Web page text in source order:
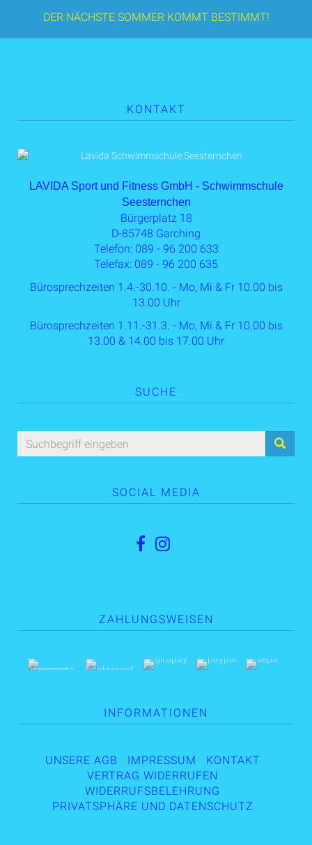
DER NÄCHSTE SOMMER KOMMT BESTIMMT!
KONTAKT
LAVIDA Sport und Fitness GmbH - Schwimmschule
Seesternchen
Bürgerplatz 18
D-85748 Garching
Telefon: 089 - 96 200 633
Telefax: 089 - 96 200 635
Bürosprechzeiten 1.4.-30.10. - Mo, Mi & Fr 10.00 bis
13.00 Uhr
Bürosprechzeiten 1.11.-31.3. - Mo, Mi & Fr 10.00 bis
13.00 & 14.00 bis 17.00 Uhr
SUCHE
SOCIAL MEDIA
ZAHLUNGSWEISEN
INFORMATIONEN
UNSERE AGB IMPRESSUM
KONTAKT
VERTRAG WIDERRUFEN
WIDERRUFSBELEHRUNG
PRIVATSPHÄRE UND DATENSCHUTZ